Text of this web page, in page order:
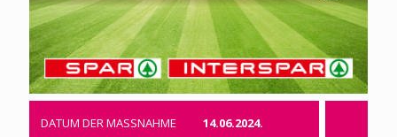
DATUM DER MASSNAHME 14.06.2024.